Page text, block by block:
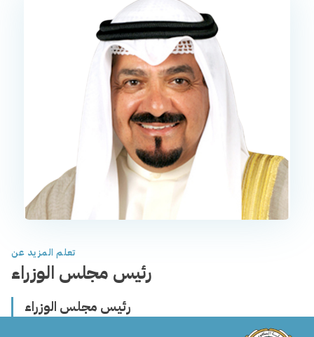
تعلم المزيد عن
رئيس مجلس الوزراء
رئيس مجلس الوزراء